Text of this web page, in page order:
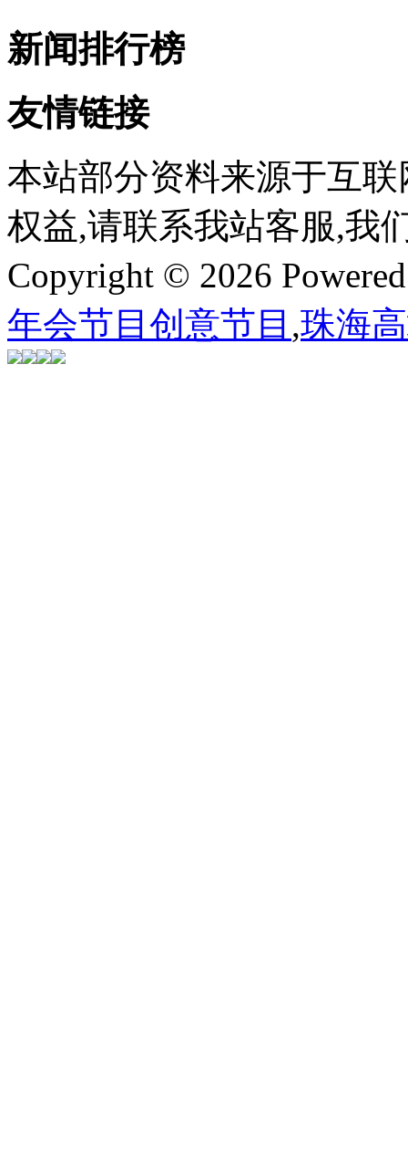
新闻排行榜
友情链接
本站部分资料来源于互
权益,请联系我站客服,我
Copyright © 2026
年会节目创意节目 ,珠海